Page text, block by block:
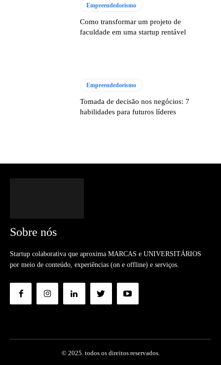
Empreendedorismo
Como transformar um projeto de
faculdade em uma startup rentável
Empreendedorismo
Tomada de decisão nos negócios: 7
habilidades para futuros líderes
Sobre nós
Startup colaborativa que aproxima MARCAS e UNIVERSITÁRIOS
por meio de conteúdo, experiências (on e offline) e serviços.
© 2025. todos os direitos reservados.